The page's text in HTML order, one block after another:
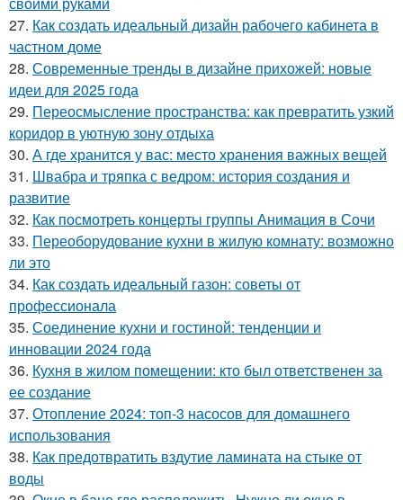
27. Как создать идеальный дизайн рабочего кабинета в
частном доме
28. Современные тренды в дизайне прихожей: новые
идеи для 2025 года
29. Переосмысление пространства: как превратить узкий
коридор в уютную зону отдыха
30. А где хранится у вас: место хранения важных вещей
31. Швабра и тряпка с ведром: история создания и
развитие
32. Как посмотреть концерты группы Анимация в Сочи
33. Переоборудование кухни в жилую комнату: возможно
ли это
34. Как создать идеальный газон: советы от
профессионала
35. Соединение кухни и гостиной: тенденции и
инновации 2024 года
36. Кухня в жилом помещении: кто был ответственен за
ее создание
37. Отопление 2024: топ-3 насосов для домашнего
использования
38. Как предотвратить вздутие ламината на стыке от
воды